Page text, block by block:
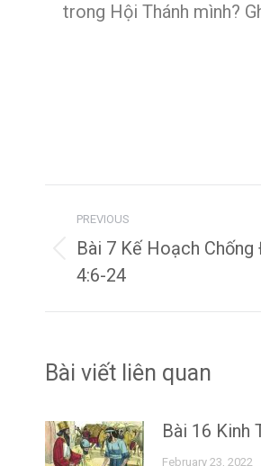
trong Hội Thánh mình?
navigation
PREVIOUS
Previous
Bài 7 Kế Hoạch Chống
4:6-24
Bài viết liên quan
Bài 16 Kinh
February 23, 2022